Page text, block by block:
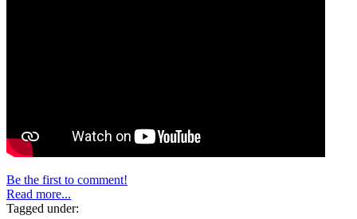
Be the first to comment!
Read more...
Tagged under: